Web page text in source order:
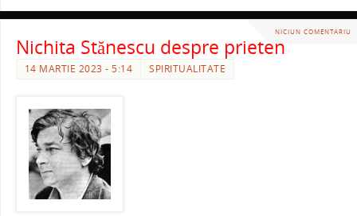
NICIUN COMENTARIU
Nichita Stănescu despre prieten
14 MARTIE 2023 - 5:14 SPIRITUALITATE